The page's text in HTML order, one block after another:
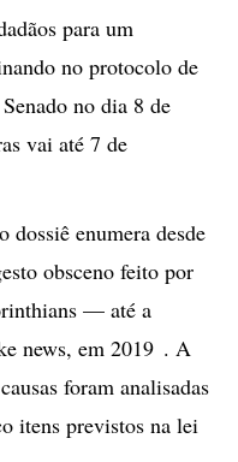
para um
no protocolo de
no dia 8 de
vai até 7 de
dossiê enumera desde
obsceno feito por
— até a
news, em 2019 . A
foram analisadas
itens previstos na lei